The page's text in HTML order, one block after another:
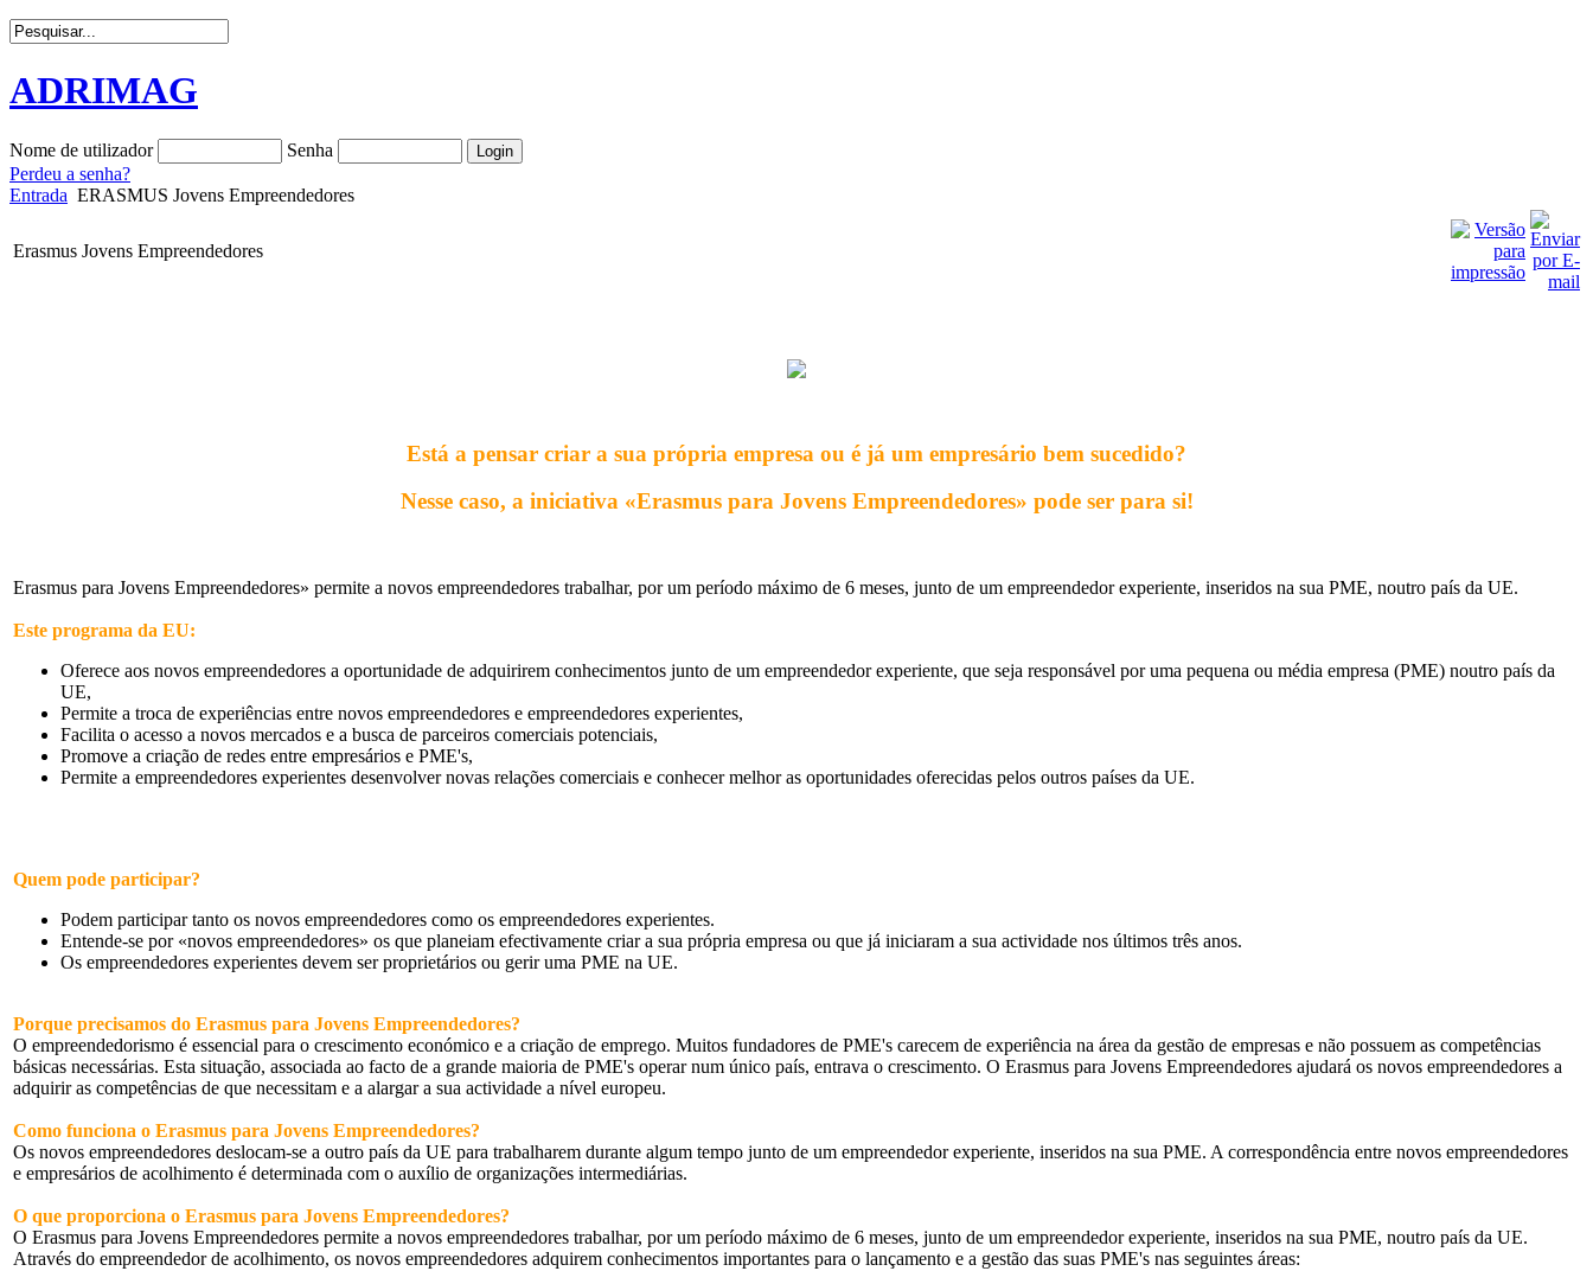
ADRIMAG
Nome de utilizador
Senha
Perdeu a senha?
Entrada ERASMUS Jovens Empreendedores
Erasmus Jovens Empreendedores
Está a pensar criar a sua própria empresa ou é já um empresário bem sucedido?
Nesse caso, a iniciativa «Erasmus para Jovens Empreendedores» pode ser para si!
Erasmus para Jovens Empreendedores» permite a novos empreendedores trabalhar, por um período máximo de 6 meses, junto de um empreendedor experiente, inseridos na sua PME, noutro país da UE.
Este programa da EU:
Oferece aos novos empreendedores a oportunidade de adquirirem conhecimentos junto de um empreendedor experiente, que seja responsável por uma pequena ou média empresa (PME) noutro país da
UE,
Permite a troca de experiências entre novos empreendedores e empreendedores experientes,
Facilita o acesso a novos mercados e a busca de parceiros comerciais potenciais,
Promove a criação de redes entre empresários e PME's,
Permite a empreendedores experientes desenvolver novas relações comerciais e conhecer melhor as oportunidades oferecidas pelos outros países da UE.
Quem pode participar?
Podem participar tanto os novos empreendedores como os empreendedores experientes.
Entende-se por «novos empreendedores» os que planeiam efectivamente criar a sua própria empresa ou que já iniciaram a sua actividade nos últimos três anos.
Os empreendedores experientes devem ser proprietários ou gerir uma PME na UE.
Porque precisamos do Erasmus para Jovens Empreendedores?
O empreendedorismo é essencial para o crescimento económico e a criação de emprego. Muitos fundadores de PME's carecem de experiência na área da gestão de empresas e não possuem as competências
básicas necessárias. Esta situação, associada ao facto de a grande maioria de PME's operar num único país, entrava o crescimento. O Erasmus para Jovens Empreendedores ajudará os novos empreendedores a
adquirir as competências de que necessitam e a alargar a sua actividade a nível europeu.
Como funciona o Erasmus para Jovens Empreendedores?
Os novos empreendedores deslocam-se a outro país da UE para trabalharem durante algum tempo junto de um empreendedor experiente, inseridos na sua PME. A correspondência entre novos empreendedores
e empresários de acolhimento é determinada com o auxílio de organizações intermediárias.
O que proporciona o Erasmus para Jovens Empreendedores?
O Erasmus para Jovens Empreendedores permite a novos empreendedores trabalhar, por um período máximo de 6 meses, junto de um empreendedor experiente, inseridos na sua PME, noutro país da UE.
Através do empreendedor de acolhimento, os novos empreendedores adquirem conhecimentos importantes para o lançamento e a gestão das suas PME's nas seguintes áreas: